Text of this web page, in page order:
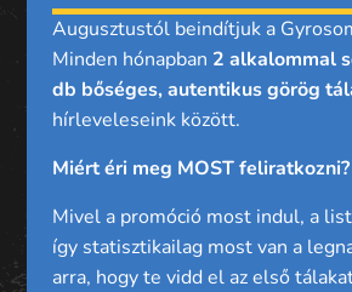
Augusztustól beindítjuk a
Minden hónapban 2 alkalommal
db bőséges, autentikus görög
hírleveleseink között.
Miért éri meg MOST feliratkozni?
Mivel a promóció most indul, a
így statisztikailag most van a
arra, hogy te vidd el az első